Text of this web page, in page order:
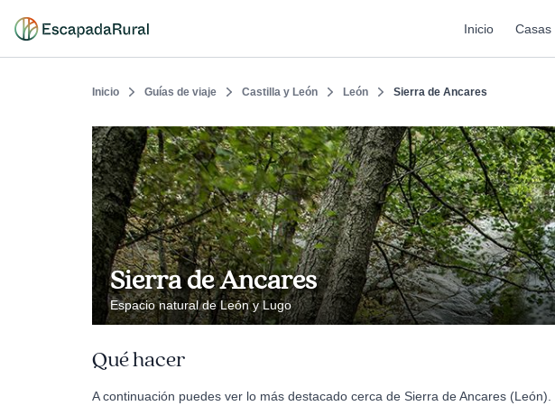
Inicio Casas
Inicio Guías de viaje Castilla y León León Sierra de Ancares
Sierra de Ancares
Espacio natural de León y Lugo
Qué hacer
A continuación puedes ver lo más destacado cerca de Sierra de Ancares